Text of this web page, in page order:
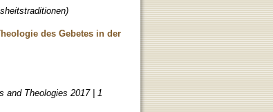
des Gebetes in der
and Theologies 2017 | 1